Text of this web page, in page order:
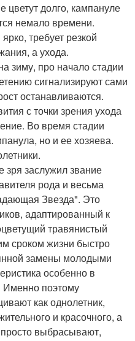
цветут долго, кампануле
немало времени.
требует резкой
а ухода.
зиму, про начало стадии
сигнализируют сами
останавливаются.
с точки зрения ухода
Во время стадии
но и ее хозяева.
зря заслужил звание
рода и весьма
Звезда". Это
адаптированный к
травянистый
сроком жизни быстро
замены молодыми
особенно в
поэтому
как однолетник,
и красочного, а
выбрасывают,